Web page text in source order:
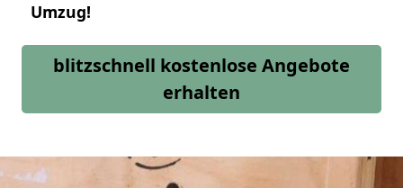
Umzug!
blitzschnell kostenlose Angebote
erhalten